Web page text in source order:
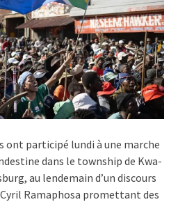
ont participé lundi à une marche
dans le township de Kwa-
au lendemain d’un discours
Ramaphosa promettant des